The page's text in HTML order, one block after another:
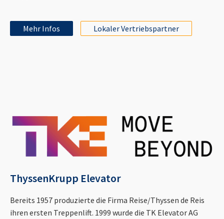
Mehr Infos Lokaler Vertriebspartner
ThyssenKrupp Elevator
Bereits 1957 produzierte die Firma Reise/Thyssen de Reis
ihren ersten Treppenlift. 1999 wurde die TK Elevator AG